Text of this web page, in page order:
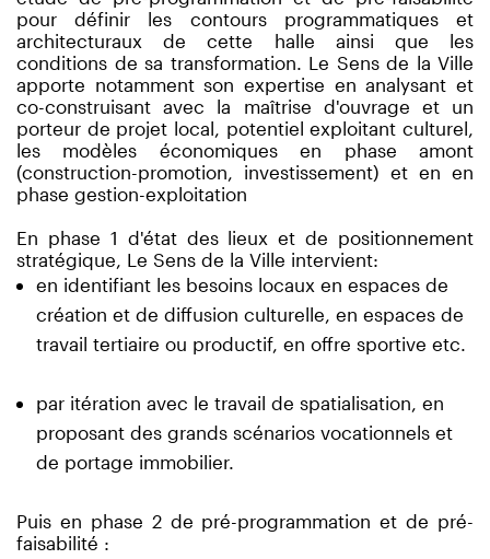
pour définir les contours programmatiques et
architecturaux de cette halle ainsi que les
conditions de sa transformation. Le Sens de la Ville
apporte notamment son expertise en analysant et
co-construisant avec la maîtrise d'ouvrage et un
porteur de projet local, potentiel exploitant culturel,
les modèles économiques en phase amont
(construction-promotion, investissement) et en en
phase gestion-exploitation
En phase 1 d'état des lieux et de positionnement
stratégique, Le Sens de la Ville intervient:
en identifiant les besoins locaux en espaces de
création et de diffusion culturelle, en espaces de
travail tertiaire ou productif, en offre sportive etc.
par itération avec le travail de spatialisation, en
proposant des grands scénarios vocationnels et
de portage immobilier.
Puis en phase 2 de pré-programmation et de pré-
faisabilité :